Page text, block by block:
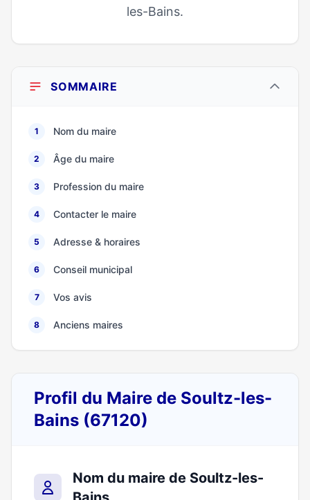
les-Bains.
SOMMAIRE
1 Nom du maire
2 Âge du maire
3 Profession du maire
4 Contacter le maire
5 Adresse & horaires
6 Conseil municipal
7 Vos avis
8 Anciens maires
Profil du Maire de Soultz-les-
Bains (67120)
Nom du maire de Soultz-les-